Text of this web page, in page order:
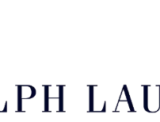
Your Ralph
Story